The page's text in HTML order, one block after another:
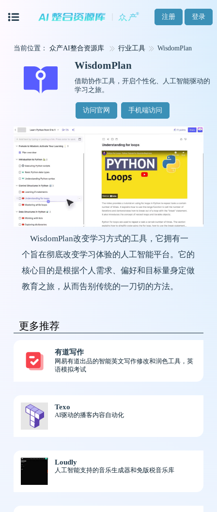
注册 登录
当前位置： 众产AI整合资源库 行业工具 WisdomPlan
WisdomPlan
借助协作工具，开启个性化、人工智能驱动的
学习之旅。
访问官网 手机端访问
WisdomPlan改变学习方式的工具，它拥有一
个旨在彻底改变学习体验的人工智能平台。它的
核心目的是根据个人需求、偏好和目标量身定做
教育之旅，从而告别传统的一刀切的方法。
更多推荐
有道写作
网易有道出品的智能英文写作修改和润色工具，英
语模拟考试
Texo
AI驱动的播客内容自动化
Loudly
人工智能支持的音乐生成器和免版税音乐库